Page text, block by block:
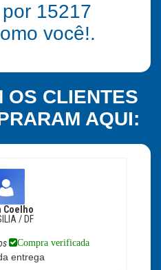
15217
você!.
OS CLIENTES
AQUI:
Coelho
/ DF
Compra verificada
entrega